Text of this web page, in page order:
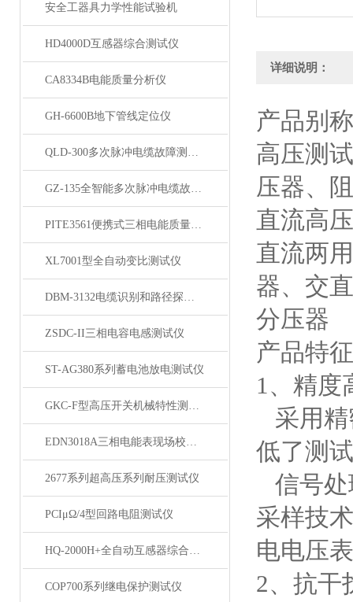
安全工器具力学性能试验机
HD4000D互感器综合测试仪
CA8334B电能质量分析仪
GH-6600B地下管线定位仪
QLD-300多次脉冲电缆故障测试仪
GZ-135全智能多次脉冲电缆故障测试仪
PITE3561便携式三相电能质量分析仪
XL7001型全自动变比测试仪
DBM-3132电缆识别和路径探测仪
ZSDC-II三相电容电感测试仪
ST-AG380系列蓄电池放电测试仪
GKC-F型高压开关机械特性测试仪
EDN3018A三相电能表现场校验仪
2677系列超高压系列耐压测试仪
PCIμΩ/4型回路电阻测试仪
HQ-2000H+全自动互感器综合测试仪
COP700系列继电保护测试仪
详细说明：
产品别称
高压测
压器、
直流高
直流两
器、交
分压器
产品特征
1、精度
采用精
低了测
信号处
采样技
电电压
2、抗干